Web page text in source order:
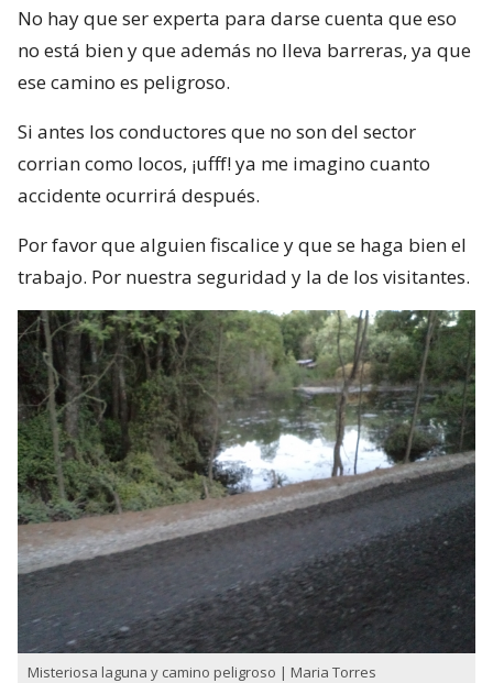
No hay que ser experta para darse cuenta que eso
no está bien y que además no lleva barreras, ya que
ese camino es peligroso.
Si antes los conductores que no son del sector
corrian como locos, ¡ufff! ya me imagino cuanto
accidente ocurrirá después.
Por favor que alguien fiscalice y que se haga bien el
trabajo. Por nuestra seguridad y la de los visitantes.
Misteriosa laguna y camino peligroso | Maria Torres